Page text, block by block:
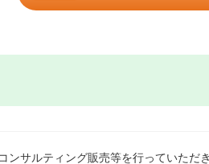
ンサルティング販売等を行っていただき